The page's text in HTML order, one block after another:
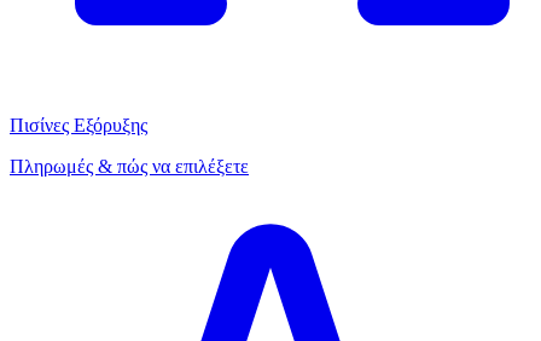
Πισίνες Εξόρυξης
Πληρωμές & πώς να επιλέξετε